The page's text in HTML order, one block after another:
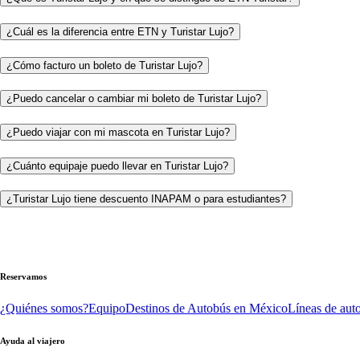
¿Cuál es la diferencia entre ETN y Turistar Lujo?
¿Cómo facturo un boleto de Turistar Lujo?
¿Puedo cancelar o cambiar mi boleto de Turistar Lujo?
¿Puedo viajar con mi mascota en Turistar Lujo?
¿Cuánto equipaje puedo llevar en Turistar Lujo?
¿Turistar Lujo tiene descuento INAPAM o para estudiantes?
Reservamos
¿Quiénes somos?EquipoDestinos de Autobús en MéxicoLíneas de
Ayuda al viajero